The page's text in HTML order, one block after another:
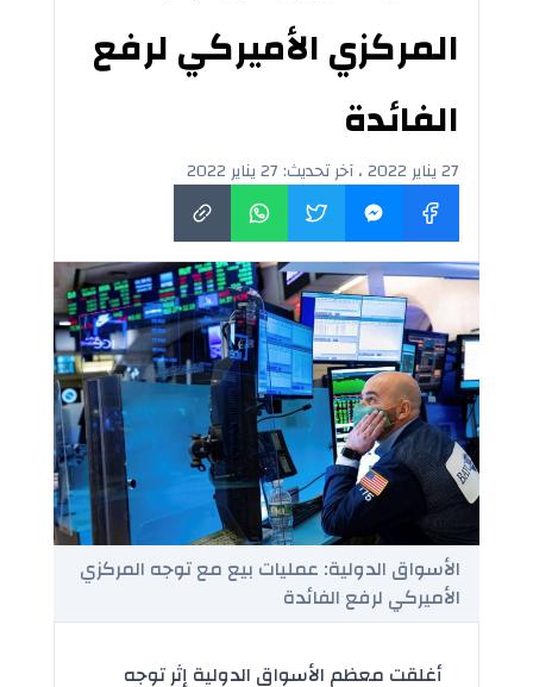
المركزي الأميركي لرفع
الفائدة
27 يناير 2022 ، آخر تحديث: 27 يناير 2022
الأسواق الدولية: عمليات بيع مع توجه المركزي
الأميركي لرفع الفائدة
أغلقت معظم الأسواق الدولية إثر توجه